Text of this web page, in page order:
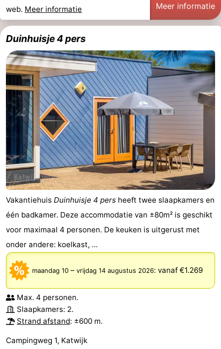
web. Meer informatie Meer informatie
Duinhuisje 4 pers
Vakantiehuis Duinhuisje 4 pers heeft twee slaapkamers en
één badkamer. Deze accommodatie van ±80m² is geschikt
voor maximaal 4 personen. De keuken is uitgerust met
onder andere: koelkast, ...
maandag 10 – vrijdag 14 augustus 2026: vanaf €1.269
Max. 4 personen.
Slaapkamers: 2.
Strand afstand: ±600 m.
Campingweg 1, Katwijk